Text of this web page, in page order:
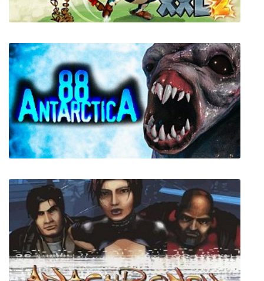
Asterix & Obelix XXL 2
Antarctica 88